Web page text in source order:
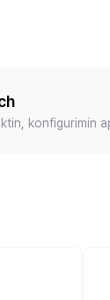
konfigurimin